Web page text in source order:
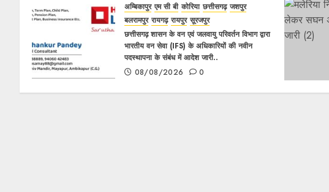
अम्बिकापुर एम सी बी कोरिया छत्तीसगढ़ जशपुर
बलरामपुर रायगढ़ रायपुर सूरजपुर
छत्तीसगढ़ शासन के वन एवं जलवायु परिवर्तन विभाग द्वारा
भारतीय वन सेवा (IFS) के अधिकारियों की नवीन
पदस्थापना के संबंध में आदेश जारी..
08/08/2026
0